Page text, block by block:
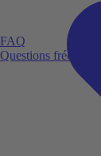
FAQ
Questions